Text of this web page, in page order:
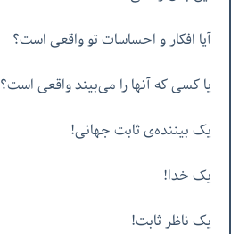
آیا افکار و احساسات تو واقعی است؟
یا کسی که آنها را می‌بیند واقعی است؟
یک بیننده‌ی ثابت جهانی!
یک خدا!
یک ناظر ثابت!